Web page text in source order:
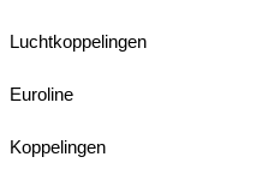
Luchtkoppelingen
Euroline
Koppelingen